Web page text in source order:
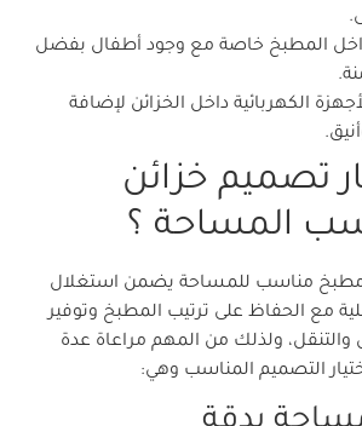
داخل المطبخ خاصة مع وجود أطفال بفضل
الكهربائية داخل الخزائن لإضافة
تصميم خزائن
المساحة ؟
مطبخ مناسب للمساحة يضمن استغلال
مع الحفاظ على ترتيب المطبخ وتوفير
ولذلك من المهم مراعاة عدة
التصميم المناسب وهي: